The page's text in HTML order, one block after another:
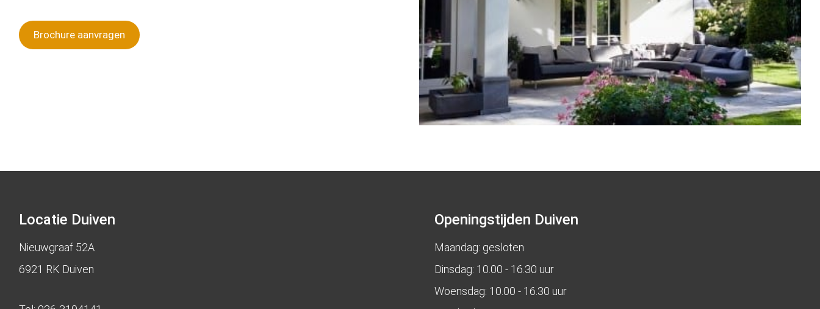
Brochure aanvragen
Locatie Duiven
Nieuwgraaf 52A
6921 RK Duiven
Openingstijden Duiven
Maandag: gesloten
Dinsdag: 10.00 - 16.30 uur
Woensdag: 10.00 - 16.30 uur